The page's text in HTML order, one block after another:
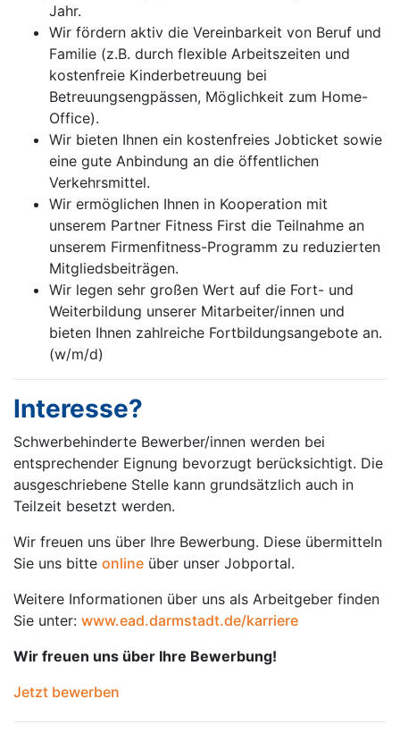
Jahr.
Wir fördern aktiv die Vereinbarkeit von Beruf und
Familie (z.B. durch flexible Arbeitszeiten und
kostenfreie Kinderbetreuung bei
Betreuungsengpässen, Möglichkeit zum Home-
Office).
Wir bieten Ihnen ein kostenfreies Jobticket sowie
eine gute Anbindung an die öffentlichen
Verkehrsmittel.
Wir ermöglichen Ihnen in Kooperation mit
unserem Partner Fitness First die Teilnahme an
unserem Firmenfitness-Programm zu reduzierten
Mitgliedsbeiträgen.
Wir legen sehr großen Wert auf die Fort- und
Weiterbildung unserer Mitarbeiter/innen und
bieten Ihnen zahlreiche Fortbildungsangebote an.
(w/m/d)
Interesse?
Schwerbehinderte Bewerber/innen werden bei
entsprechender Eignung bevorzugt berücksichtigt. Die
ausgeschriebene Stelle kann grundsätzlich auch in
Teilzeit besetzt werden.
Wir freuen uns über Ihre Bewerbung. Diese übermitteln
Sie uns bitte online über unser Jobportal.
Weitere Informationen über uns als Arbeitgeber finden
Sie unter: www.ead.darmstadt.de/karriere
Wir freuen uns über Ihre Bewerbung!
Jetzt bewerben